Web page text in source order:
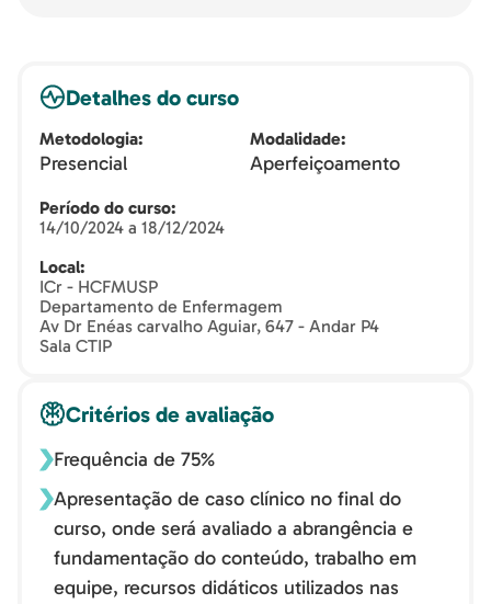
Detalhes do curso
Metodologia
Presencial
Modalidade
Aperfeiçoamento
Período do curso
14/10/2024 a 18/12/2024
Local
ICr - HCFMUSP
Departamento de Enfermagem
Av Dr Enéas carvalho Aguiar, 647 - Andar P4
Sala CTIP
Critérios de avaliação
Frequência de 75%
Apresentação de caso clínico no final do
curso, onde será avaliado a abrangência e
fundamentação do conteúdo, trabalho em
equipe, recursos didáticos utilizados nas